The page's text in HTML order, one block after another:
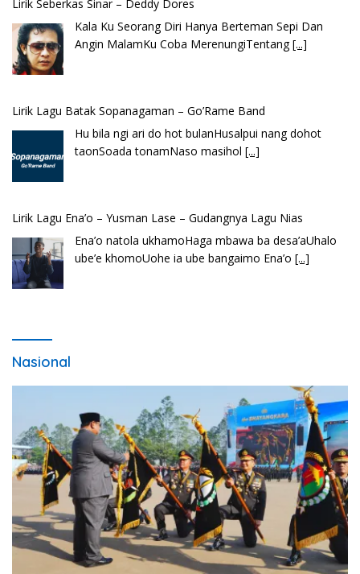
Lirik Lagu Batak Sopanagaman – Go’Rame Band
Hu bila ngi ari do hot bulanHusalpui nang dohot
taonSoada tonamNaso masihol[...]
Lirik Lagu Ena’o – Yusman Lase – Gudangnya Lagu Nias
Ena’o natola ukhamoHaga mbawa ba desa’aUhalo
ube’e khomoUohe ia ube bangaimo Ena’o
Lirik Lagu FAFOFA Ciptaan Fajar Halawa Vocal Rendi Gulo
Bembambörö dödöu he akhiguMene mene sino
lawaö khöuMeinötö niowalu, mela’angdröi ita
Nasional